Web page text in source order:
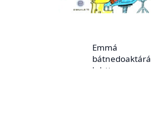
Emmá
bátnedoaktárá
luhtte